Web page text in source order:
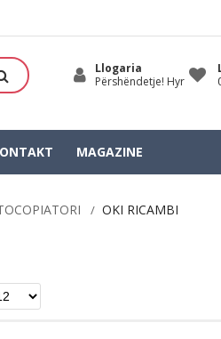
Llogaria
Përshëndetje! Hyr
MAGAZINE
OKI RICAMBI